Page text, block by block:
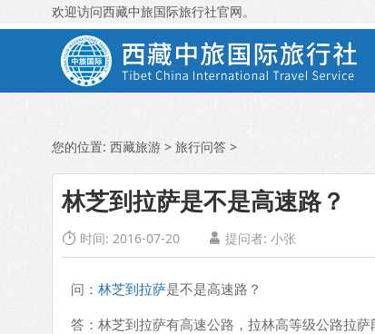
欢迎访问西藏中旅国际旅行社官网。
您的位置: 西藏旅游 > 旅行问答 >
林芝到拉萨是不是高速路？
 时间: 2016-07-20  提问者: 小张
问： 林芝到拉萨是不是高速路？
答：林芝到拉萨有高速公路，拉林高等级公路拉